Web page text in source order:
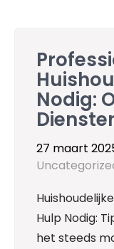
Nodig:
27 maart
Hulp Nodig:
het steeds